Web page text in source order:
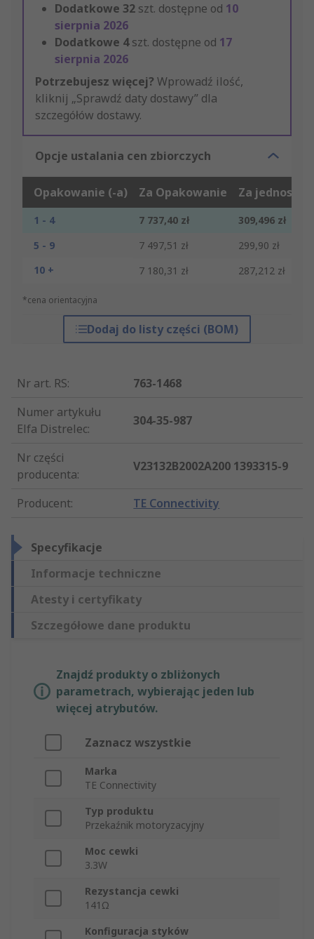
Dodatkowe 32 szt. dostępne od 10
sierpnia 2026
Dodatkowe 4szt. dostępne od 17
sierpnia 2026
Potrzebujesz więcej? Wprowadź ilość,
kliknij „Sprawdź daty dostawy” dla
szczegółów dostawy.
Opcje ustalania cen zbiorczych
Opakowanie (-a) Za Opakowanie Za
1 - 4 7 737,40 zł
309,496 zł
5 - 9
7 497,51 zł
299,90 zł
10 +
7 180,31 zł 287,212 zł
*cena orientacyjna
Dodaj do listy części (BOM)
Nr art. RS:
763-1468
Numer artykułu
Elfa Distrelec:
304-35-987
Nr części
producenta:
V23132B2002A200 1393315-9
Producent: TE Connectivity
Specyfikacje
Informacje techniczne
Atesty i certyfikaty
Szczegółowe dane produktu
Znajdź produkty o zbliżonych
parametrach, wybierając jeden lub
więcej atrybutów.
Zaznacz wszystkie
Marka
TE Connectivity
Typ produktu
Przekaźnik motoryzacyjny
Moc cewki
3.3W
Rezystancja cewki
141Ω
Konfiguracja styków